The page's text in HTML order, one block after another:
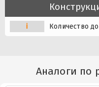
i Количество
Аналоги по